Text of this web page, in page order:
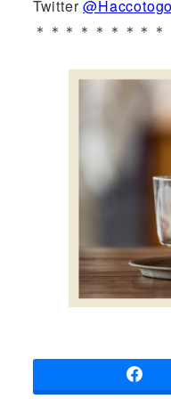
Twitter@Haccotogo
＊＊＊＊＊＊＊＊